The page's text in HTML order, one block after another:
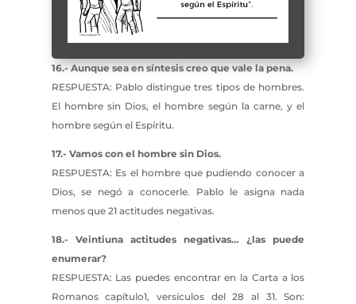
16.- Aunque sea en síntesis creo que vale la pena.
RESPUESTA: Pablo distingue tres tipos de hombres.
El hombre sin Dios, el hombre según la carne, y el
hombre según el Espíritu.
17.- Vamos con el hombre sin Dios.
RESPUESTA: Es el hombre que pudiendo conocer a
Dios, se negó a conocerle. Pablo le asigna nada
menos que 21 actitudes negativas.
18.- Veintiuna actitudes negativas… ¿las puede
enumerar?
RESPUESTA: Las puedes encontrar en la Carta a los
Romanos capítulo1, versículos del 28 al 31. Son: